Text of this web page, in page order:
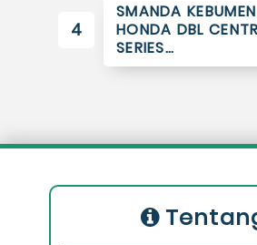
4
SMANDA
HONDA DBL
SERIES…